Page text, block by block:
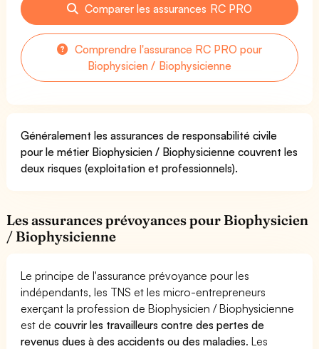
Comparer les assurances RC PRO
Comprendre l'assurance RC PRO pour
Biophysicien / Biophysicienne
Généralement les assurances de responsabilité civile
pour le métier Biophysicien / Biophysicienne couvrent les
deux risques (exploitation et professionnels).
Les assurances prévoyances pour Biophysicien
/ Biophysicienne
Le principe de l'assurance prévoyance pour les
indépendants, les TNS et les micro-entrepreneurs
exerçant la profession de Biophysicien / Biophysicienne
est decouvrir les travailleurs contre des pertes de
revenus dues à des accidents ou des maladies. Les